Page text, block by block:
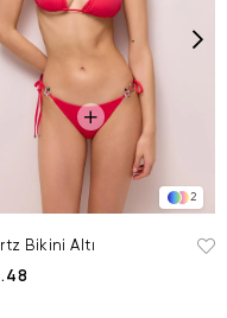
2
Bikini Altı